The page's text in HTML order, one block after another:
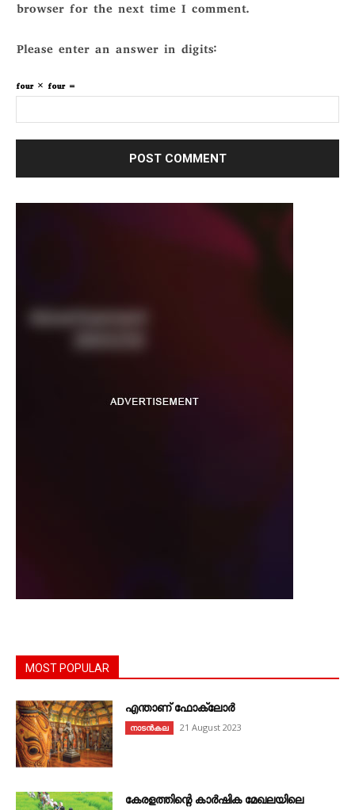
browser for the next time I comment.
Please enter an answer in digits:
four × four =
MOST POPULAR
എന്താണ്‌ ഫോക്‌ലോർ
നാടൻകല 21 August 2023
കേരളത്തിന്റെ കാർഷിക മേഖലയിലെ